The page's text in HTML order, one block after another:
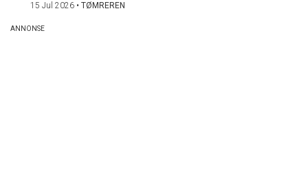
15 Jul 2026 • TØMREREN